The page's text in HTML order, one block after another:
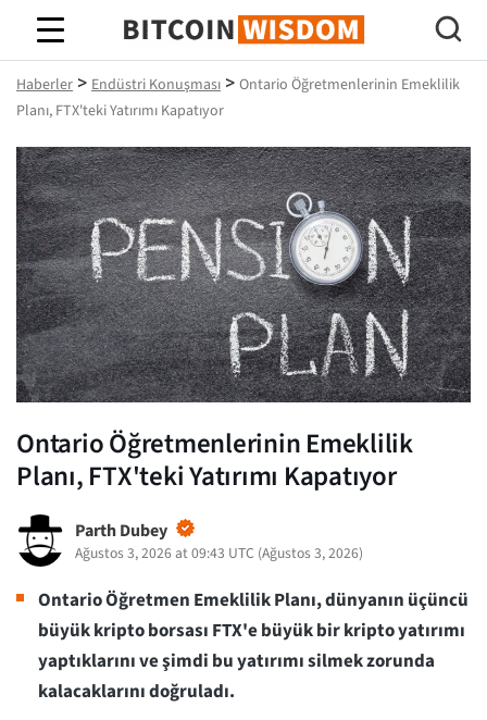
Bitcoin Bilgeliği
Haberler > Endüstri Konuşması > Ontario Öğretmenlerinin Emeklilik
Planı, FTX'teki Yatırımı Kapatıyor
Ontario Öğretmenlerinin Emeklilik
Planı, FTX'teki Yatırımı Kapatıyor
Parth Dubey
Ağustos 3, 2026 at 09:43 UTC (Ağustos 3, 2026)
Ontario Öğretmen Emeklilik Planı, dünyanın üçüncü
büyük kripto borsası FTX'e büyük bir kripto yatırımı
yaptıklarını ve şimdi bu yatırımı silmek zorunda
kalacaklarını doğruladı.